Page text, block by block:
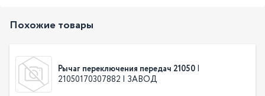
Похожие товары
Рычаг переключения передач 21050 |
21050170307882 | ЗАВОД